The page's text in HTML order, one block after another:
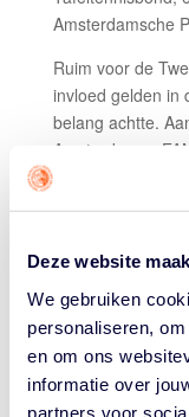
Deze website
We gebruiken
personaliseren,
en om ons
informatie over
partners voor
Amsterdamsche
Ruim voor de
invloed gelden in
belang achtte.
Amsterdamse
opstellen
Door zijn zeer
zijn talent voor
1937 gevraagd
toneelstuk